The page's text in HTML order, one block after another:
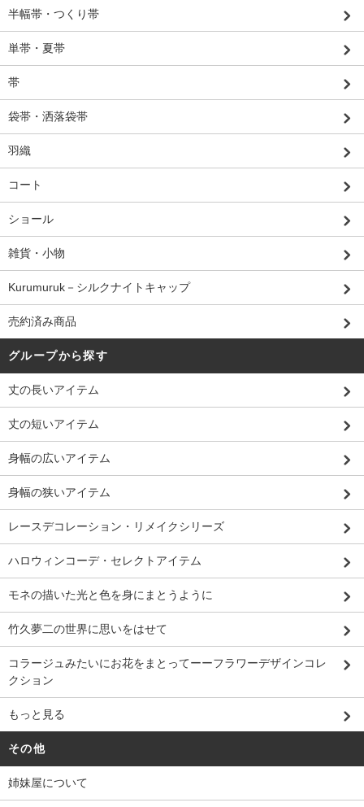
半幅帯・つくり帯
単帯・夏帯
帯
袋帯・洒落袋帯
羽織
コート
ショール
雑貨・小物
Kurumuruk－シルクナイトキャップ
売約済み商品
グループから探す
丈の長いアイテム
丈の短いアイテム
身幅の広いアイテム
身幅の狭いアイテム
レースデコレーション・リメイクシリーズ
ハロウィンコーデ・セレクトアイテム
モネの描いた光と色を身にまとうように
竹久夢二の世界に思いをはせて
コラージュみたいにお花をまとってーーフラワーデザインコレ
クション
もっと見る
その他
姉妹屋について